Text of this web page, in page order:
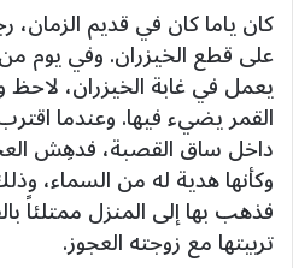
كان ياما كان في قديم
على قطع الخيزران. وفي يوم من
يعمل في غابة الخيزران،
القمر يضيء فيها. وعندما
داخل ساق القصبة، فدهِش
وكأنها هدية له من السماء،
فذهب بها إلى المنزل ممتلئاً
تربيتها مع زوجته العجوز.